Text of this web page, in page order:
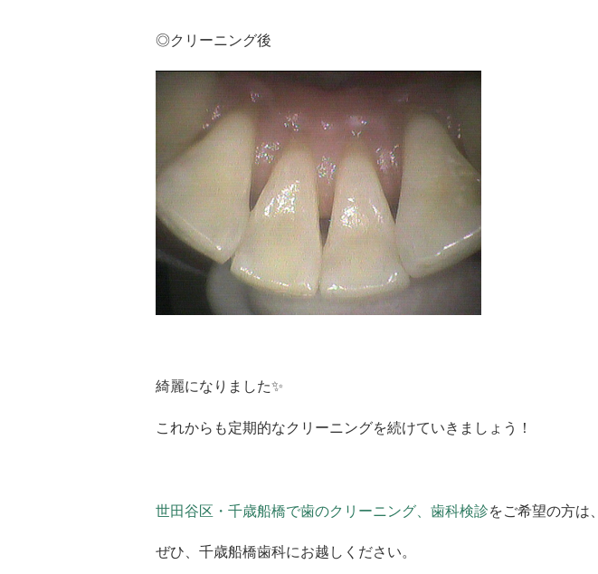
◎クリーニング後
綺麗になりました✨
これからも定期的なクリーニングを続けていきましょう！
世田谷区・千歳船橋で歯のクリーニング、歯科検診をご希望の方は、
ぜひ、千歳船橋歯科にお越しください。